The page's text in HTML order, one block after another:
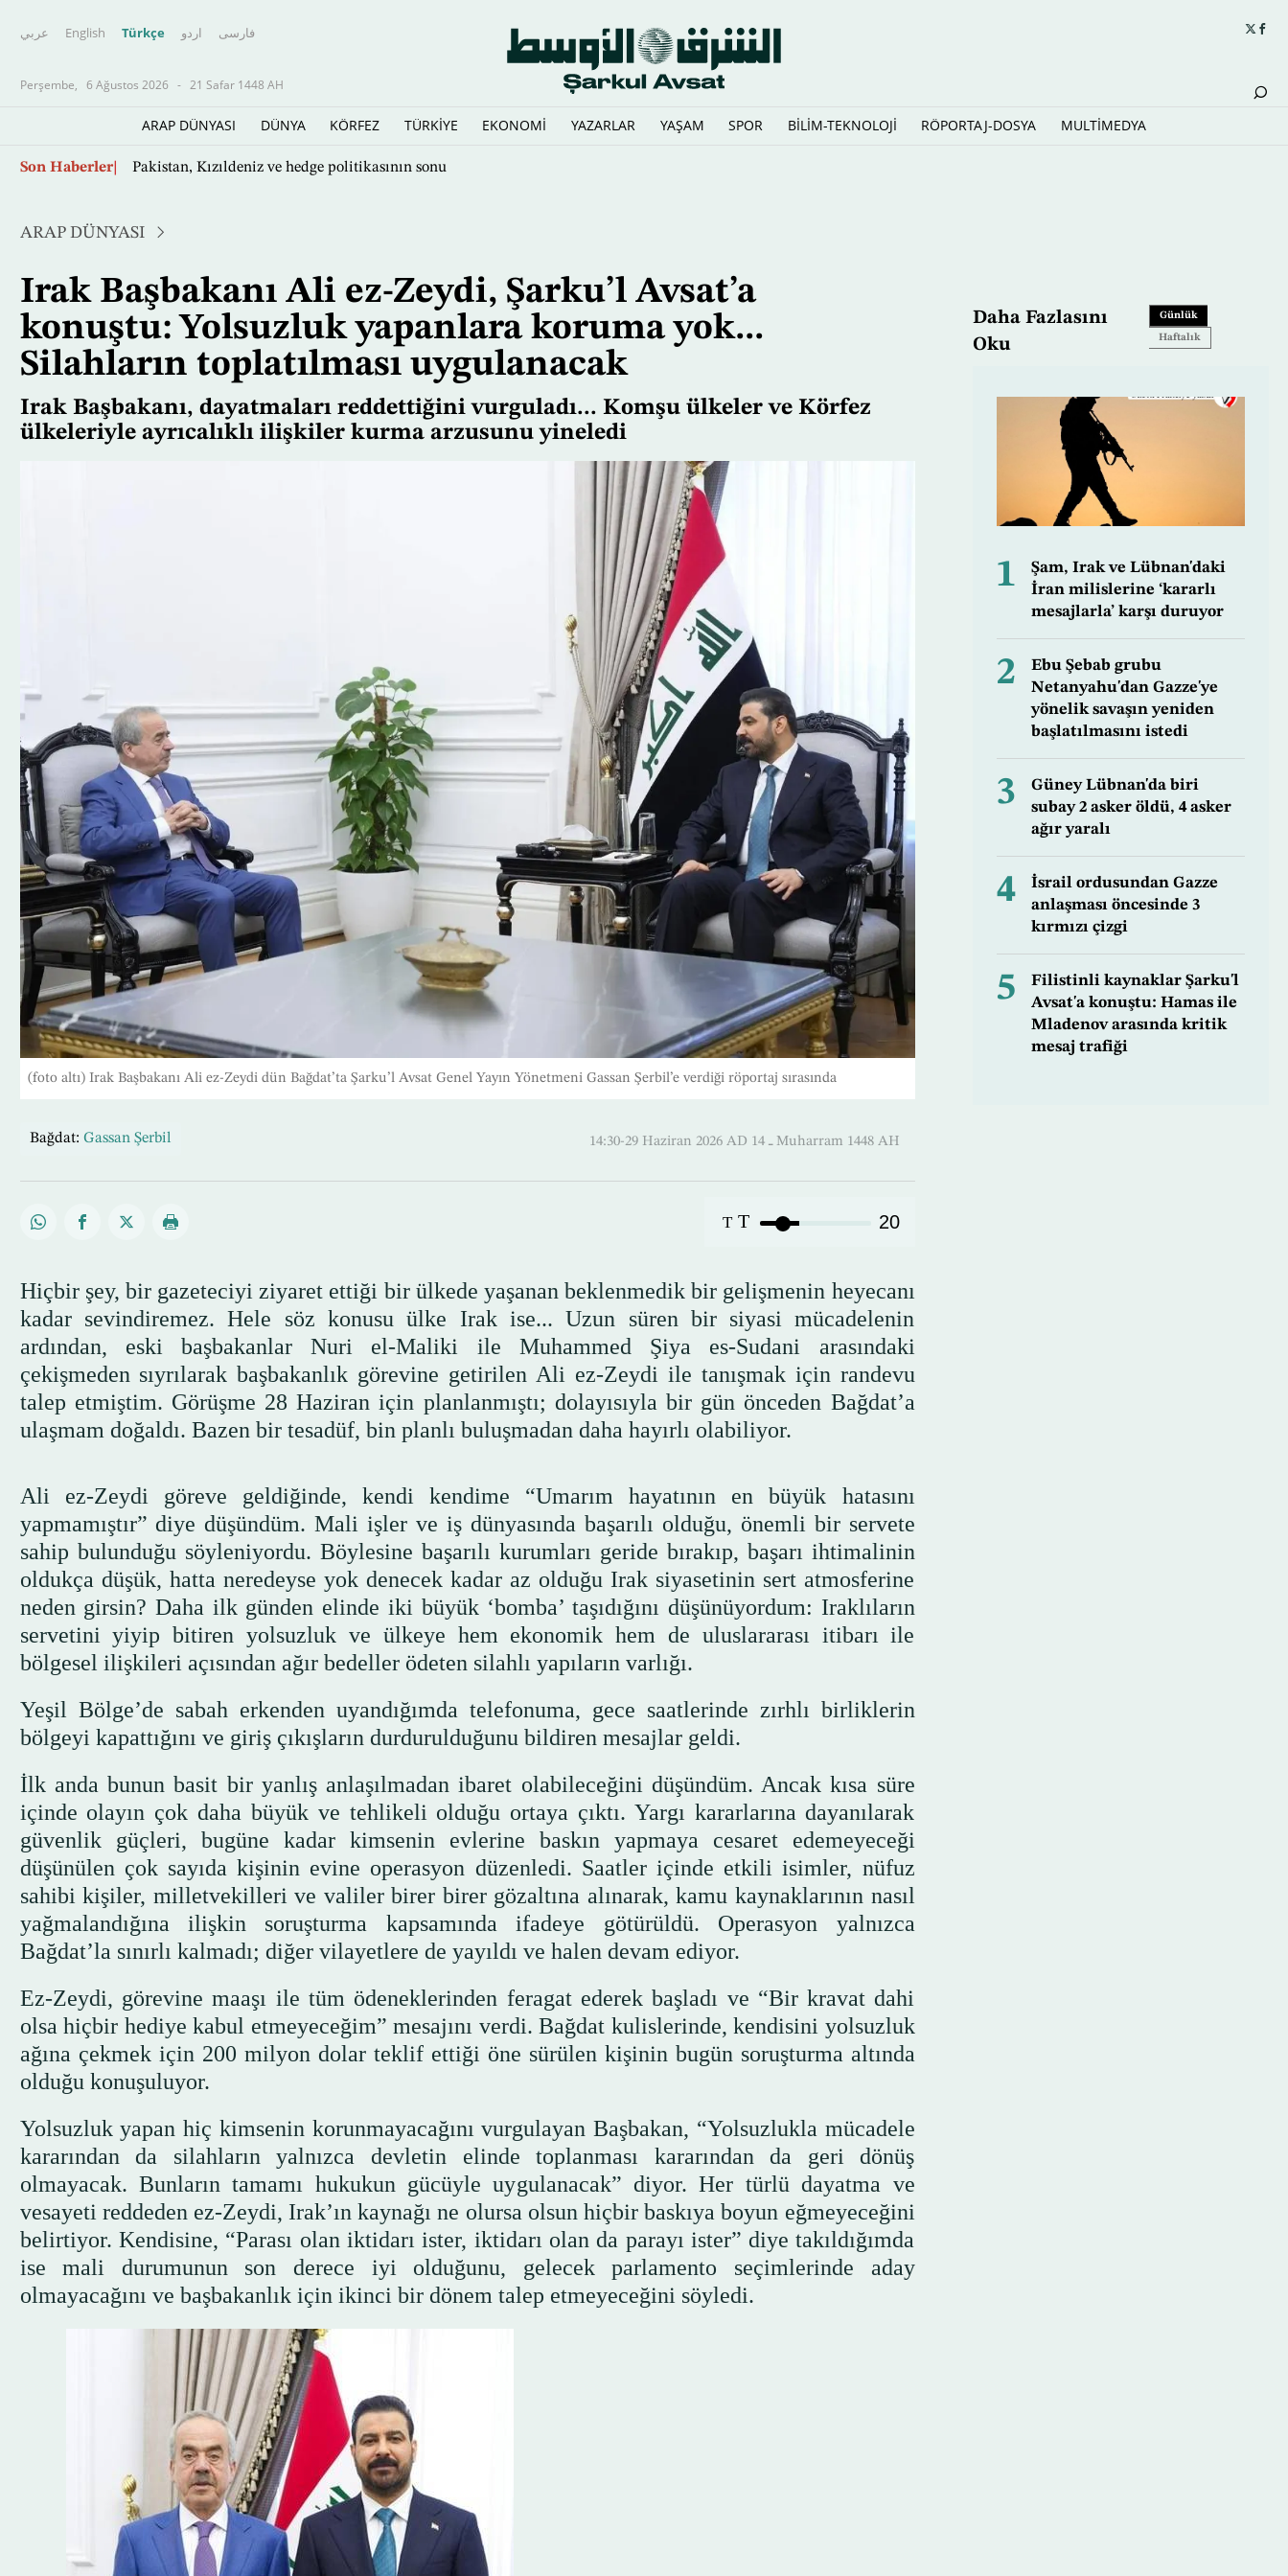
عربي English Türkçe اردو فارسى
Perşembe, 6 Ağustos 2026 - 21 Safar 1448 AH
ARAP DÜNYASI DÜNYA KÖRFEZ TÜRKİYE EKONOMİ YAZARLAR YAŞAM SPOR BİLİM-TEKNOLOJİ RÖPORTAJ-DOSYA MULTİMEDYA
Ana
Son Haberler Pakistan, Kızıldeniz ve hedge politikasının sonu
ARAP DÜNYASI
Irak Başbakanı Ali ez-Zeydi, Şarku’l Avsat’a
konuştu: Yolsuzluk yapanlara koruma yok...
Silahların toplatılması uygulanacak
Irak Başbakanı, dayatmaları reddettiğini vurguladı... Komşu ülkeler ve Körfez
ülkeleriyle ayrıcalıklı ilişkiler kurma arzusunu yineledi
(foto altı) Irak Başbakanı Ali ez-Zeydi dün Bağdat’ta Şarku’l Avsat Genel Yayın Yönetmeni Gassan Şerbil’e verdiği röportaj sırasında
Bağdat: Gassan Şerbil 14:30-29 Haziran 2026 AD ـ 14 Muharram 1448 AH
T T 20
Hiçbir şey, bir gazeteciyi ziyaret ettiği bir ülkede yaşanan beklenmedik bir gelişmenin heyecanı
kadar sevindiremez. Hele söz konusu ülke Irak ise... Uzun süren bir siyasi mücadelenin
ardından, eski başbakanlar Nuri el-Maliki ile Muhammed Şiya es-Sudani arasındaki
çekişmeden sıyrılarak başbakanlık görevine getirilen Ali ez-Zeydi ile tanışmak için randevu
talep etmiştim. Görüşme 28 Haziran için planlanmıştı; dolayısıyla bir gün önceden Bağdat’a
ulaşmam doğaldı. Bazen bir tesadüf, bin planlı buluşmadan daha hayırlı olabiliyor.
Ali ez-Zeydi göreve geldiğinde, kendi kendime “Umarım hayatının en büyük hatasını
yapmamıştır” diye düşündüm. Mali işler ve iş dünyasında başarılı olduğu, önemli bir servete
sahip bulunduğu söyleniyordu. Böylesine başarılı kurumları geride bırakıp, başarı ihtimalinin
oldukça düşük, hatta neredeyse yok denecek kadar az olduğu Irak siyasetinin sert atmosferine
neden girsin? Daha ilk günden elinde iki büyük ‘bomba’ taşıdığını düşünüyordum: Iraklıların
servetini yiyip bitiren yolsuzluk ve ülkeye hem ekonomik hem de uluslararası itibarı ile
bölgesel ilişkileri açısından ağır bedeller ödeten silahlı yapıların varlığı.
Yeşil Bölge’de sabah erkenden uyandığımda telefonuma, gece saatlerinde zırhlı birliklerin
bölgeyi kapattığını ve giriş çıkışların durdurulduğunu bildiren mesajlar geldi.
İlk anda bunun basit bir yanlış anlaşılmadan ibaret olabileceğini düşündüm. Ancak kısa süre
içinde olayın çok daha büyük ve tehlikeli olduğu ortaya çıktı. Yargı kararlarına dayanılarak
güvenlik güçleri, bugüne kadar kimsenin evlerine baskın yapmaya cesaret edemeyeceği
düşünülen çok sayıda kişinin evine operasyon düzenledi. Saatler içinde etkili isimler, nüfuz
sahibi kişiler, milletvekilleri ve valiler birer birer gözaltına alınarak, kamu kaynaklarının nasıl
yağmalandığına ilişkin soruşturma kapsamında ifadeye götürüldü. Operasyon yalnızca
Bağdat’la sınırlı kalmadı; diğer vilayetlere de yayıldı ve halen devam ediyor.
Ez-Zeydi, görevine maaşı ile tüm ödeneklerinden feragat ederek başladı ve “Bir kravat dahi
olsa hiçbir hediye kabul etmeyeceğim” mesajını verdi. Bağdat kulislerinde, kendisini yolsuzluk
ağına çekmek için 200 milyon dolar teklif ettiği öne sürülen kişinin bugün soruşturma altında
olduğu konuşuluyor.
Yolsuzluk yapan hiç kimsenin korunmayacağını vurgulayan Başbakan, “Yolsuzlukla mücadele
kararından da silahların yalnızca devletin elinde toplanması kararından da geri dönüş
olmayacak. Bunların tamamı hukukun gücüyle uygulanacak” diyor. Her türlü dayatma ve
vesayeti reddeden ez-Zeydi, Irak’ın kaynağı ne olursa olsun hiçbir baskıya boyun eğmeyeceğini
belirtiyor. Kendisine, “Parası olan iktidarı ister, iktidarı olan da parayı ister” diye takıldığımda
ise mali durumunun son derece iyi olduğunu, gelecek parlamento seçimlerinde aday
olmayacağını ve başbakanlık için ikinci bir dönem talep etmeyeceğini söyledi.
Daha Fazlasını
Oku
Günlük
Haftalık
1
Şam, Irak ve Lübnan'daki
İran milislerine ‘kararlı
mesajlarla’ karşı duruyor
2
Ebu Şebab grubu
Netanyahu'dan Gazze'ye
yönelik savaşın yeniden
başlatılmasını istedi
3
Güney Lübnan'da biri
subay 2 asker öldü, 4 asker
ağır yaralı
4
İsrail ordusundan Gazze
anlaşması öncesinde 3
kırmızı çizgi
5
Filistinli kaynaklar Şarku'l
Avsat'a konuştu: Hamas ile
Mladenov arasında kritik
mesaj trafiği